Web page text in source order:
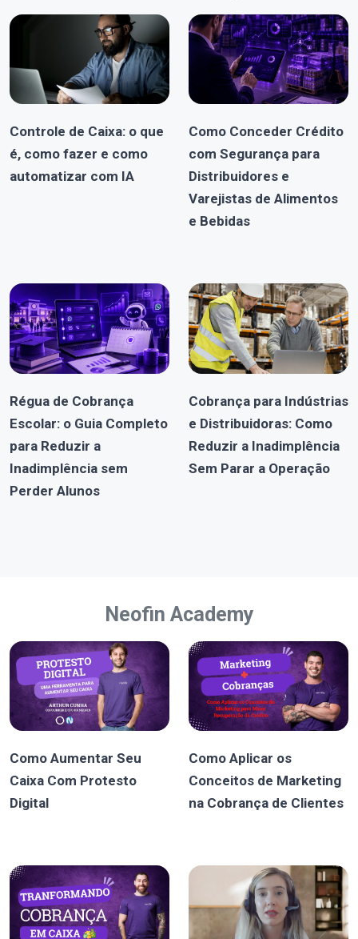
Controle de Caixa: o que
é, como fazer e como
automatizar com IA
Como Conceder Crédito
com Segurança para
Distribuidores e
Varejistas de Alimentos
e Bebidas
Régua de Cobrança
Escolar: o Guia Completo
para Reduzir a
Inadimplência sem
Perder Alunos
Cobrança para Indústrias
e Distribuidoras: Como
Reduzir a Inadimplência
Sem Parar a Operação
Neofin Academy
Como Aumentar Seu
Caixa Com Protesto
Digital
Como Aplicar os
Conceitos de Marketing
na Cobrança de Clientes